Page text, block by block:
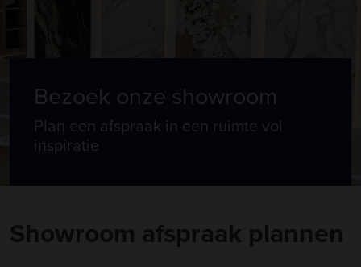
Bezoek onze showroom
Plan een afspraak in een ruimte vol
inspiratie
Showroom afspraak plannen